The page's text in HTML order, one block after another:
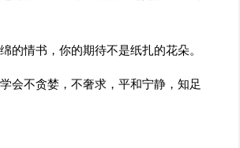
的情书，你的期待不是纸扎的花朵。
会不贪婪，不奢求，平和宁静，知足